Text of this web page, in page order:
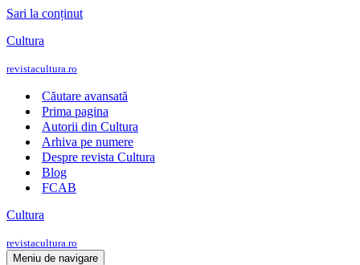
Sari la conținut
Cultura
revistacultura.ro
Căutare avansată
Prima pagina
Autorii din Cultura
Arhiva pe numere
Despre revista Cultura
Blog
FCAB
Cultura
revistacultura.ro
Meniu de navigare